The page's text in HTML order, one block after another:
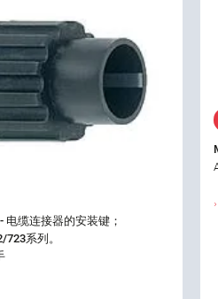
电缆连接器的安装键；
系列。